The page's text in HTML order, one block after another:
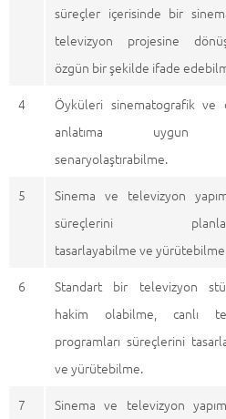
süreçler içerisinde bir
televizyon projesine
özgün bir şekilde ifade
4
Öyküleri sinematografik ve
anlatıma uygun
senaryolaştırabilme.
5
Sinema ve televizyon
süreçlerini
tasarlayabilme ve
6
Standart bir televizyon
hakim olabilme, canlı
programları süreçlerini
ve yürütebilme.
7
Sinema ve televizyon